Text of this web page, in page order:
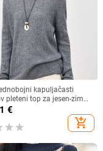
kapuljačasti
pleteni top za jesen-zimu,
mekan, model 5905
€
add_shopping_cart